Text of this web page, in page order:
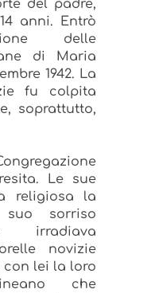
del padre,
anni. Entrò
delle
di Maria
1942. La
fu colpita
soprattutto,
Le sue
religiosa la
sorriso
irradiava
novizie
lei la loro
che